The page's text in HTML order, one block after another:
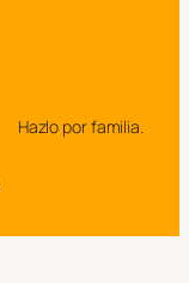
Hazlo por familia.